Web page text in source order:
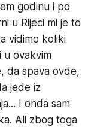
godinu i po
u Rijeci mi je to
vidimo koliki
u ovakvim
da spava ovde,
jede iz
I onda sam
Ali zbog toga